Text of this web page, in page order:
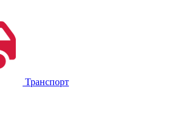
Транспорт